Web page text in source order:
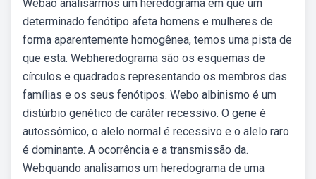
Webao analisarmos um heredograma em que um
determinado fenótipo afeta homens e mulheres de
forma aparentemente homogênea, temos uma pista de
que esta. Webheredograma são os esquemas de
círculos e quadrados representando os membros das
famílias e os seus fenótipos. Webo albinismo é um
distúrbio genético de caráter recessivo. O gene é
autossômico, o alelo normal é recessivo e o alelo raro
é dominante. A ocorrência e a transmissão da.
Webquando analisamos um heredograma de uma